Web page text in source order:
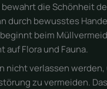
die Schönheit
durch bewusstes
beim
auf Flora und Fauna.
nicht verlassen werden,
zu vermeiden.